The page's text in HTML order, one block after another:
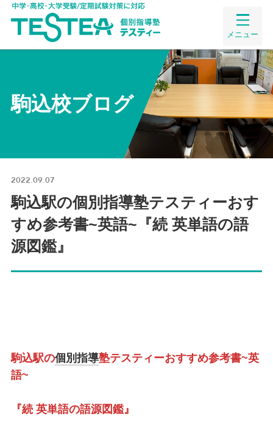
メニュー
駒込校ブログ
2022.09.07
駒込駅の個別指導塾テスティーおす
すめ参考書~英語~『続 英単語の語
源図鑑』
駒込駅の個別指導塾テスティーおすすめ参考書~英
語~
『続 英単語の語源図鑑』